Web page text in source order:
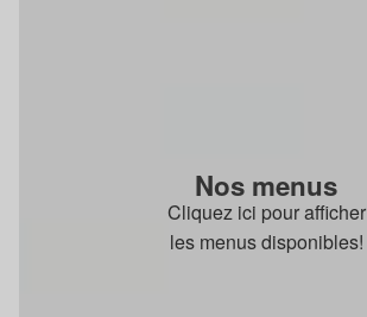
Nos menus
Cliquez ici pour afficher
les menus disponibles!